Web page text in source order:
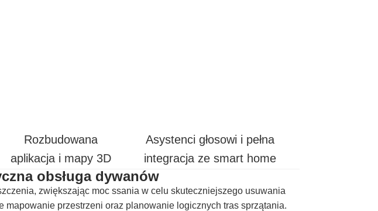
Rozbudowana
aplikacja i mapy 3D
Asystenci głosowi i pełna
integracja ze smart home
obsługa dywanów
zwiększając moc ssania w celu skuteczniejszego usuwania
mapowanie przestrzeni oraz planowanie logicznych tras sprzątania.